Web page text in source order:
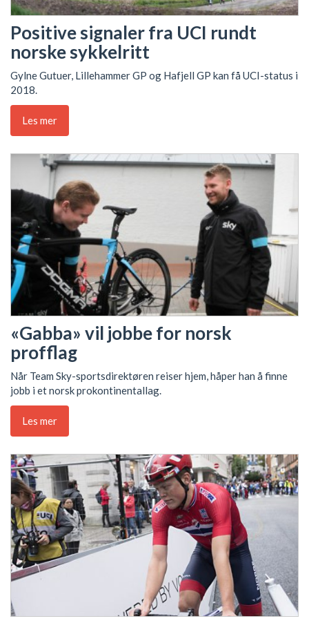
Positive signaler fra UCI rundt
norske sykkelritt
Gylne Gutuer, Lillehammer GP og Hafjell GP kan få UCI-status i
2018.
Les mer
«Gabba» vil jobbe for norsk
profflag
Når Team Sky-sportsdirektøren reiser hjem, håper han å finne
jobb i et norsk prokontinentallag.
Les mer